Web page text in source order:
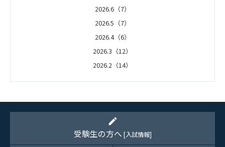
2026.6（7）
2026.5（7）
2026.4（6）
2026.3（12）
2026.2（14）
2026.1（5）
edit
受験生の方へ [入試情報]